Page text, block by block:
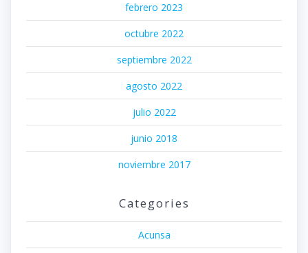
febrero 2023
octubre 2022
septiembre 2022
agosto 2022
julio 2022
junio 2018
noviembre 2017
Categories
Acunsa